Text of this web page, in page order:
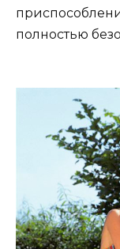
полностью